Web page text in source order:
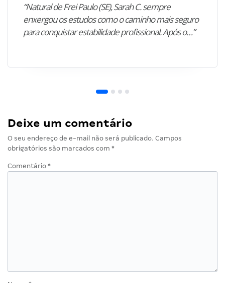
“Natural de Frei Paulo (SE), Sarah C. sempre
enxergou os estudos como o caminho mais seguro
para conquistar estabilidade profissional. Após o…”
Deixe um comentário
O seu endereço de e-mail não será publicado. Campos
obrigatórios são marcados com *
Comentário *